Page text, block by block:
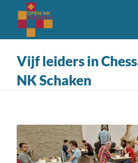
Vijf leiders in
NK Schaken